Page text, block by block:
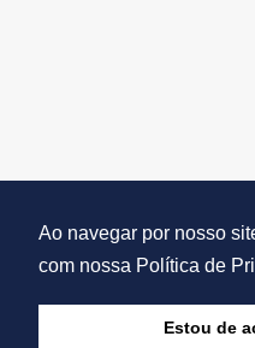
Ao navegar por nosso
com nossa Política de
Estou de